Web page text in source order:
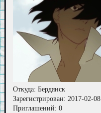
Откуда: Бердянск
Зарегистрирован: 2017-02-08
Приглашений: 0